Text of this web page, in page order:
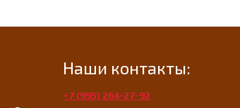
Наши контакты:
+7 (995) 264-27-92